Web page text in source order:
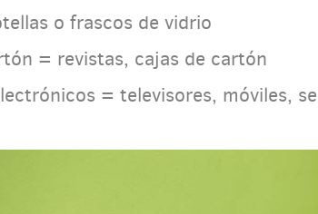
o frascos de vidrio
= revistas, cajas de cartón
= televisores, móviles,